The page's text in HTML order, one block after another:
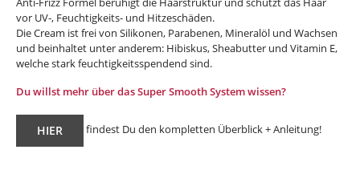
vor UV-, Feuchtigkeits- und Hitzeschäden.
Die Cream ist frei von Silikonen, Parabenen, Mineralöl und Wachsen
und beinhaltet unter anderem: Hibiskus, Sheabutter und Vitamin E,
welche stark feuchtigkeitsspendend sind.
Du willst mehr über das Super Smooth System wissen?
HIER findest Du den kompletten Überblick + Anleitung!